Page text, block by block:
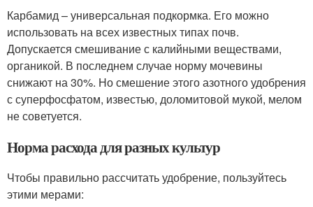
Карбамид – универсальная подкормка. Его можно
использовать на всех известных типах почв.
Допускается смешивание с калийными веществами,
органикой. В последнем случае норму мочевины
снижают на 30%. Но смешение этого азотного удобрения
с суперфосфатом, известью, доломитовой мукой, мелом
не советуется.
Норма расхода для разных культур
Чтобы правильно рассчитать удобрение, пользуйтесь
этими мерами: